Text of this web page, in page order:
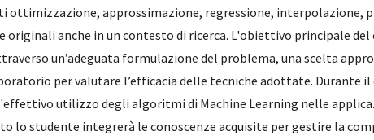
ottimizzazione, approssimazione, regressione, interpolazione,
originali anche in un contesto di ricerca. L'obiettivo principale del
un’adeguata formulazione del problema, una scelta
per valutare l’efficacia delle tecniche adottate. Durante il
utilizzo degli algoritmi di Machine Learning nelle
studente integrerà le conoscenze acquisite per gestire la